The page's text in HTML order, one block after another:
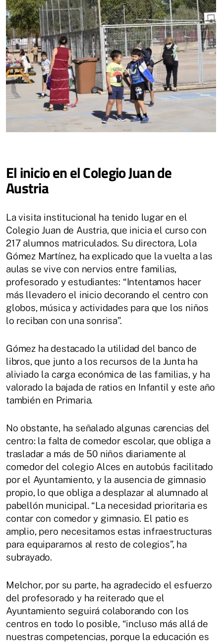
El inicio en el Colegio Juan de
Austria
La visita institucional ha tenido lugar en el
Colegio Juan de Austria, que inicia el curso con
217 alumnos matriculados. Su directora, Lola
Gómez Martínez, ha explicado que la vuelta a las
aulas se vive con nervios entre familias,
profesorado y estudiantes: “Intentamos hacer
más llevadero el inicio decorando el centro con
globos, música y actividades para que los niños
lo reciban con una sonrisa”.
Gómez ha destacado la utilidad del banco de
libros, que junto a los recursos de la Junta ha
aliviado la carga económica de las familias, y ha
valorado la bajada de ratios en Infantil y este año
también en Primaria.
No obstante, ha señalado algunas carencias del
centro: la falta de comedor escolar, que obliga a
trasladar a más de 50 niños diariamente al
comedor del colegio Alces en autobús facilitado
por el Ayuntamiento, y la ausencia de gimnasio
propio, lo que obliga a desplazar al alumnado al
pabellón municipal. “La necesidad prioritaria es
contar con comedor y gimnasio. El patio es
amplio, pero necesitamos estas infraestructuras
para equipararnos al resto de colegios”, ha
subrayado.
Melchor, por su parte, ha agradecido el esfuerzo
del profesorado y ha reiterado que el
Ayuntamiento seguirá colaborando con los
centros en todo lo posible, “incluso más allá de
nuestras competencias, porque la educación es